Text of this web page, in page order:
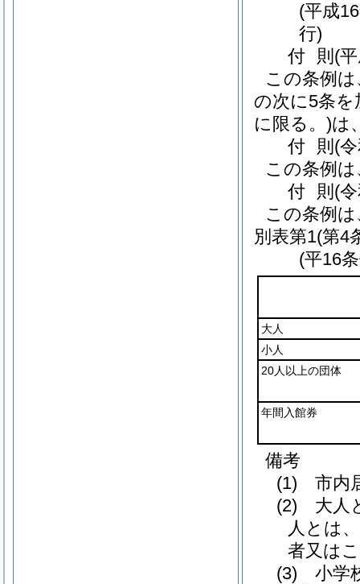
(平成
行)
付 則 (
この条例
の次に5条を
に限る。)は
付 則 (
この条例
付 則 (
この条例
別表第1(第4
(平16
大人
小人
20人以上の団体
年間入館券
備考
(1) 市内
(2) 大人
人とは
者又は
(3) 小学